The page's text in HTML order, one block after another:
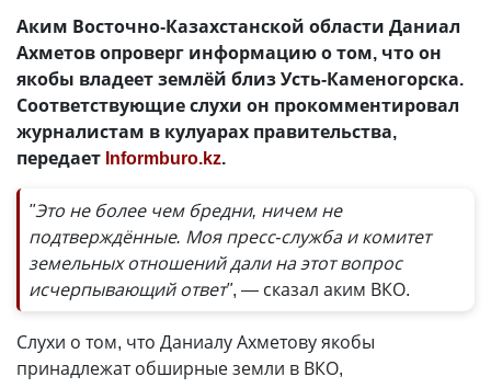
Аким Восточно-Казахстанской области Даниал
Ахметов опроверг информацию о том, что он
якобы владеет землёй близ Усть-Каменогорска.
Соответствующие слухи он прокомментировал
журналистам в кулуарах правительства,
передает Informburo.kz.
"Это не более чем бредни, ничем не
подтверждённые. Моя пресс-служба и комитет
земельных отношений дали на этот вопрос
исчерпывающий ответ", — сказал аким ВКО.
Слухи о том, что Даниалу Ахметову якобы
принадлежат обширные земли в ВКО,